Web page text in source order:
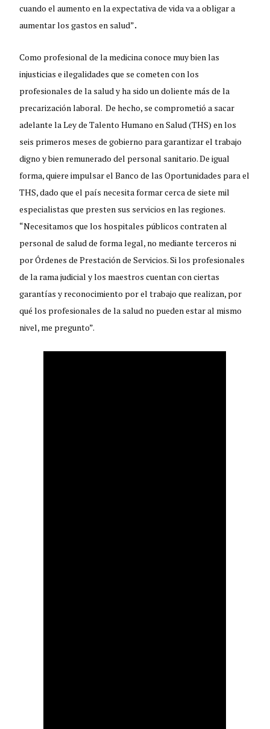
cuando el aumento en la expectativa de vida va a obligar a
aumentar los gastos en salud”.
Como profesional de la medicina conoce muy bien las
injusticias e ilegalidades que se cometen con los
profesionales de la salud y ha sido un doliente más de la
precarización laboral. De hecho, se comprometió a sacar
adelante la Ley de Talento Humano en Salud (THS) en los
seis primeros meses de gobierno para garantizar el trabajo
digno y bien remunerado del personal sanitario. De igual
forma, quiere impulsar el Banco de las Oportunidades para el
THS, dado que el país necesita formar cerca de siete mil
especialistas que presten sus servicios en las regiones.
“Necesitamos que los hospitales públicos contraten al
personal de salud de forma legal, no mediante terceros ni
por Órdenes de Prestación de Servicios. Si los profesionales
de la rama judicial y los maestros cuentan con ciertas
garantías y reconocimiento por el trabajo que realizan, por
qué los profesionales de la salud no pueden estar al mismo
nivel, me pregunto”.